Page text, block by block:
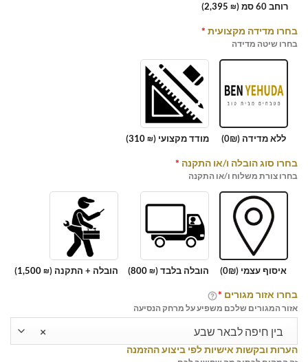
רוחב 60 סמ ( 2,395 ₪
)
בחרו מדידה מקצועית *
בחרו שיטה מדידה
ללא מדידה (0₪) מודד מקצועי ( 310₪
)
בחרו סוג הובלה ו/או התקנה *
בחרו צורת משלוח ו/או התקנה
איסוף עצמי (0₪) הובלה בלבד ( 800₪
) הובלה + התקנה ( 1,500 ₪
)
בחרו אזור מגורים *
אזור המגורים שלכם משפיע על מרחק הנסיעה
× בין חיפה לבאר שבע
הערות ובקשות אישיות לפי ביצוע ההזמנה